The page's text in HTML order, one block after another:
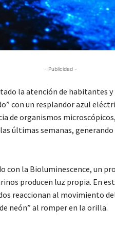
- Publicidad -
la atención de habitantes
con un resplandor azul
de organismos
últimas semanas,
con la Bioluminescence, un
producen luz propia. En
reaccionan al movimiento
neón” al romper en la orilla.